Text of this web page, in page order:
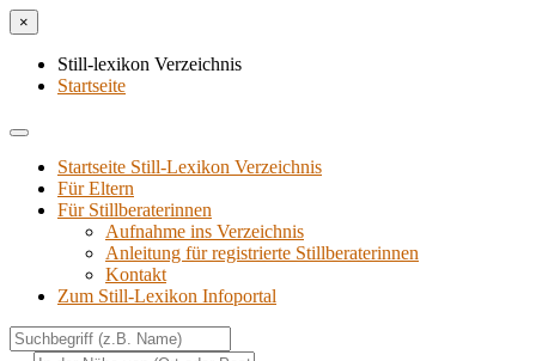
×
Still-lexikon Verzeichnis
Startseite
Startseite Still-Lexikon Verzeichnis
Für Eltern
Für Stillberaterinnen
Aufnahme ins Verzeichnis
Anlei­tung für regis­trier­te Stillberaterinnen
Kon­takt
Zum Still-Lexikon Infoportal